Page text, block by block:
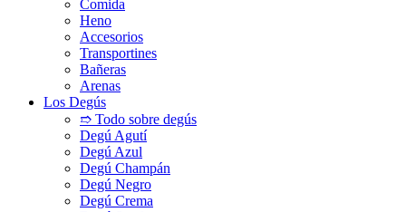
Comida
Heno
Accesorios
Transportines
Bañeras
Arenas
Los Degús
➱ Todo sobre degús
Degú Agutí
Degú Azul
Degú Champán
Degú Negro
Degú Crema